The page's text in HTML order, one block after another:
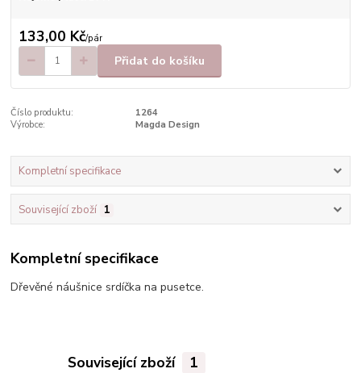
133,00 Kč/pár
Přidat do košíku
Číslo produktu:
1264
Výrobce:
Magda Design
Kompletní specifikace
Související zboží 1
Kompletní specifikace
Dřevěné náušnice srdíčka na pusetce.
Související zboží 1